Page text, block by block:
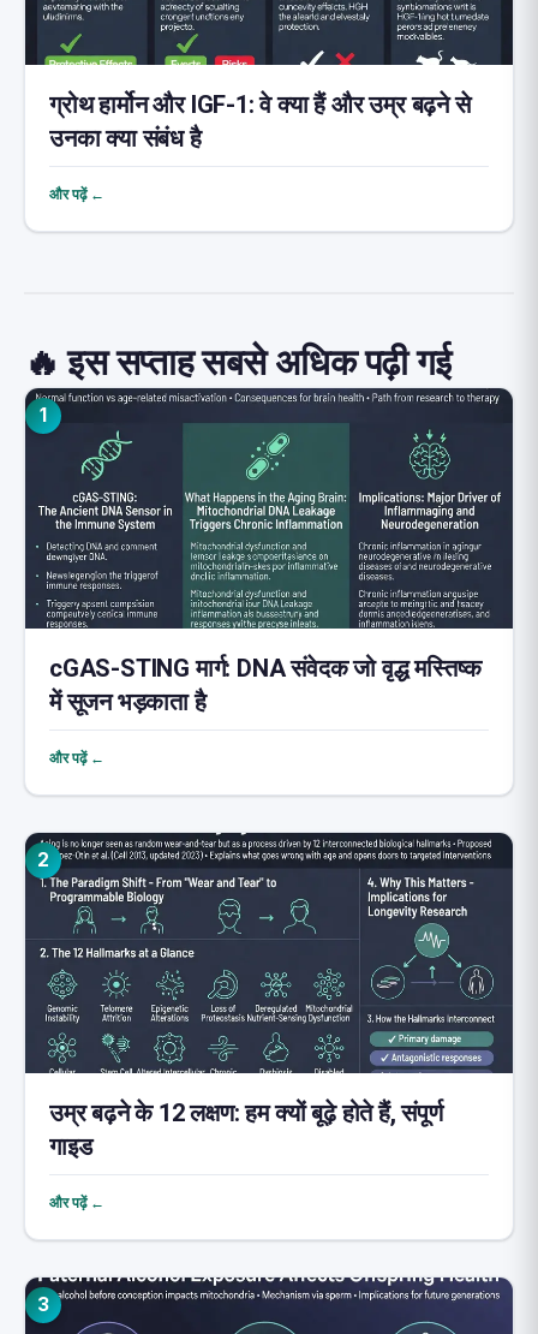
ग्रोथ हार्मोन और IGF-1: वे क्या हैं और उम्र बढ़ने से
उनका क्या संबंध है
और पढ़ें ←
🔥 इस सप्ताह सबसे अधिक पढ़ी गई
1
cGAS-STING मार्ग: DNA संवेदक जो वृद्ध मस्तिष्क
में सूजन भड़काता है
और पढ़ें ←
2
उम्र बढ़ने के 12 लक्षण: हम क्यों बूढ़े होते हैं, संपूर्ण
गाइड
और पढ़ें ←
3